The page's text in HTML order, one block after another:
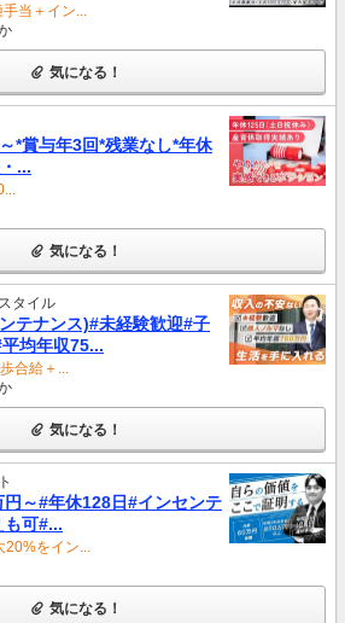
当＋イン...
気になる！
*賞与年3回*残業なし*年休
...
気になる！
タイル
テナンス)#未経験歓迎#子
均年収75...
合給＋...
気になる！
～#年休128日#インセンテ
も可#...
をイン...
気になる！